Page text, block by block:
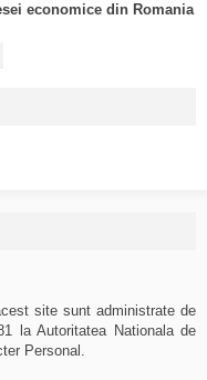
economice din Romania
site sunt administrate de
la Autoritatea Nationala de
Personal.